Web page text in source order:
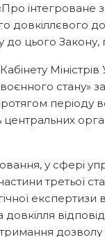
інтегроване
довкіллєвого
до цього
стану»
періоду
центральних
у сфері
третьої
експертизи
дозволу